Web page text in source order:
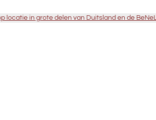
locatie in grote delen van Duitsland en de